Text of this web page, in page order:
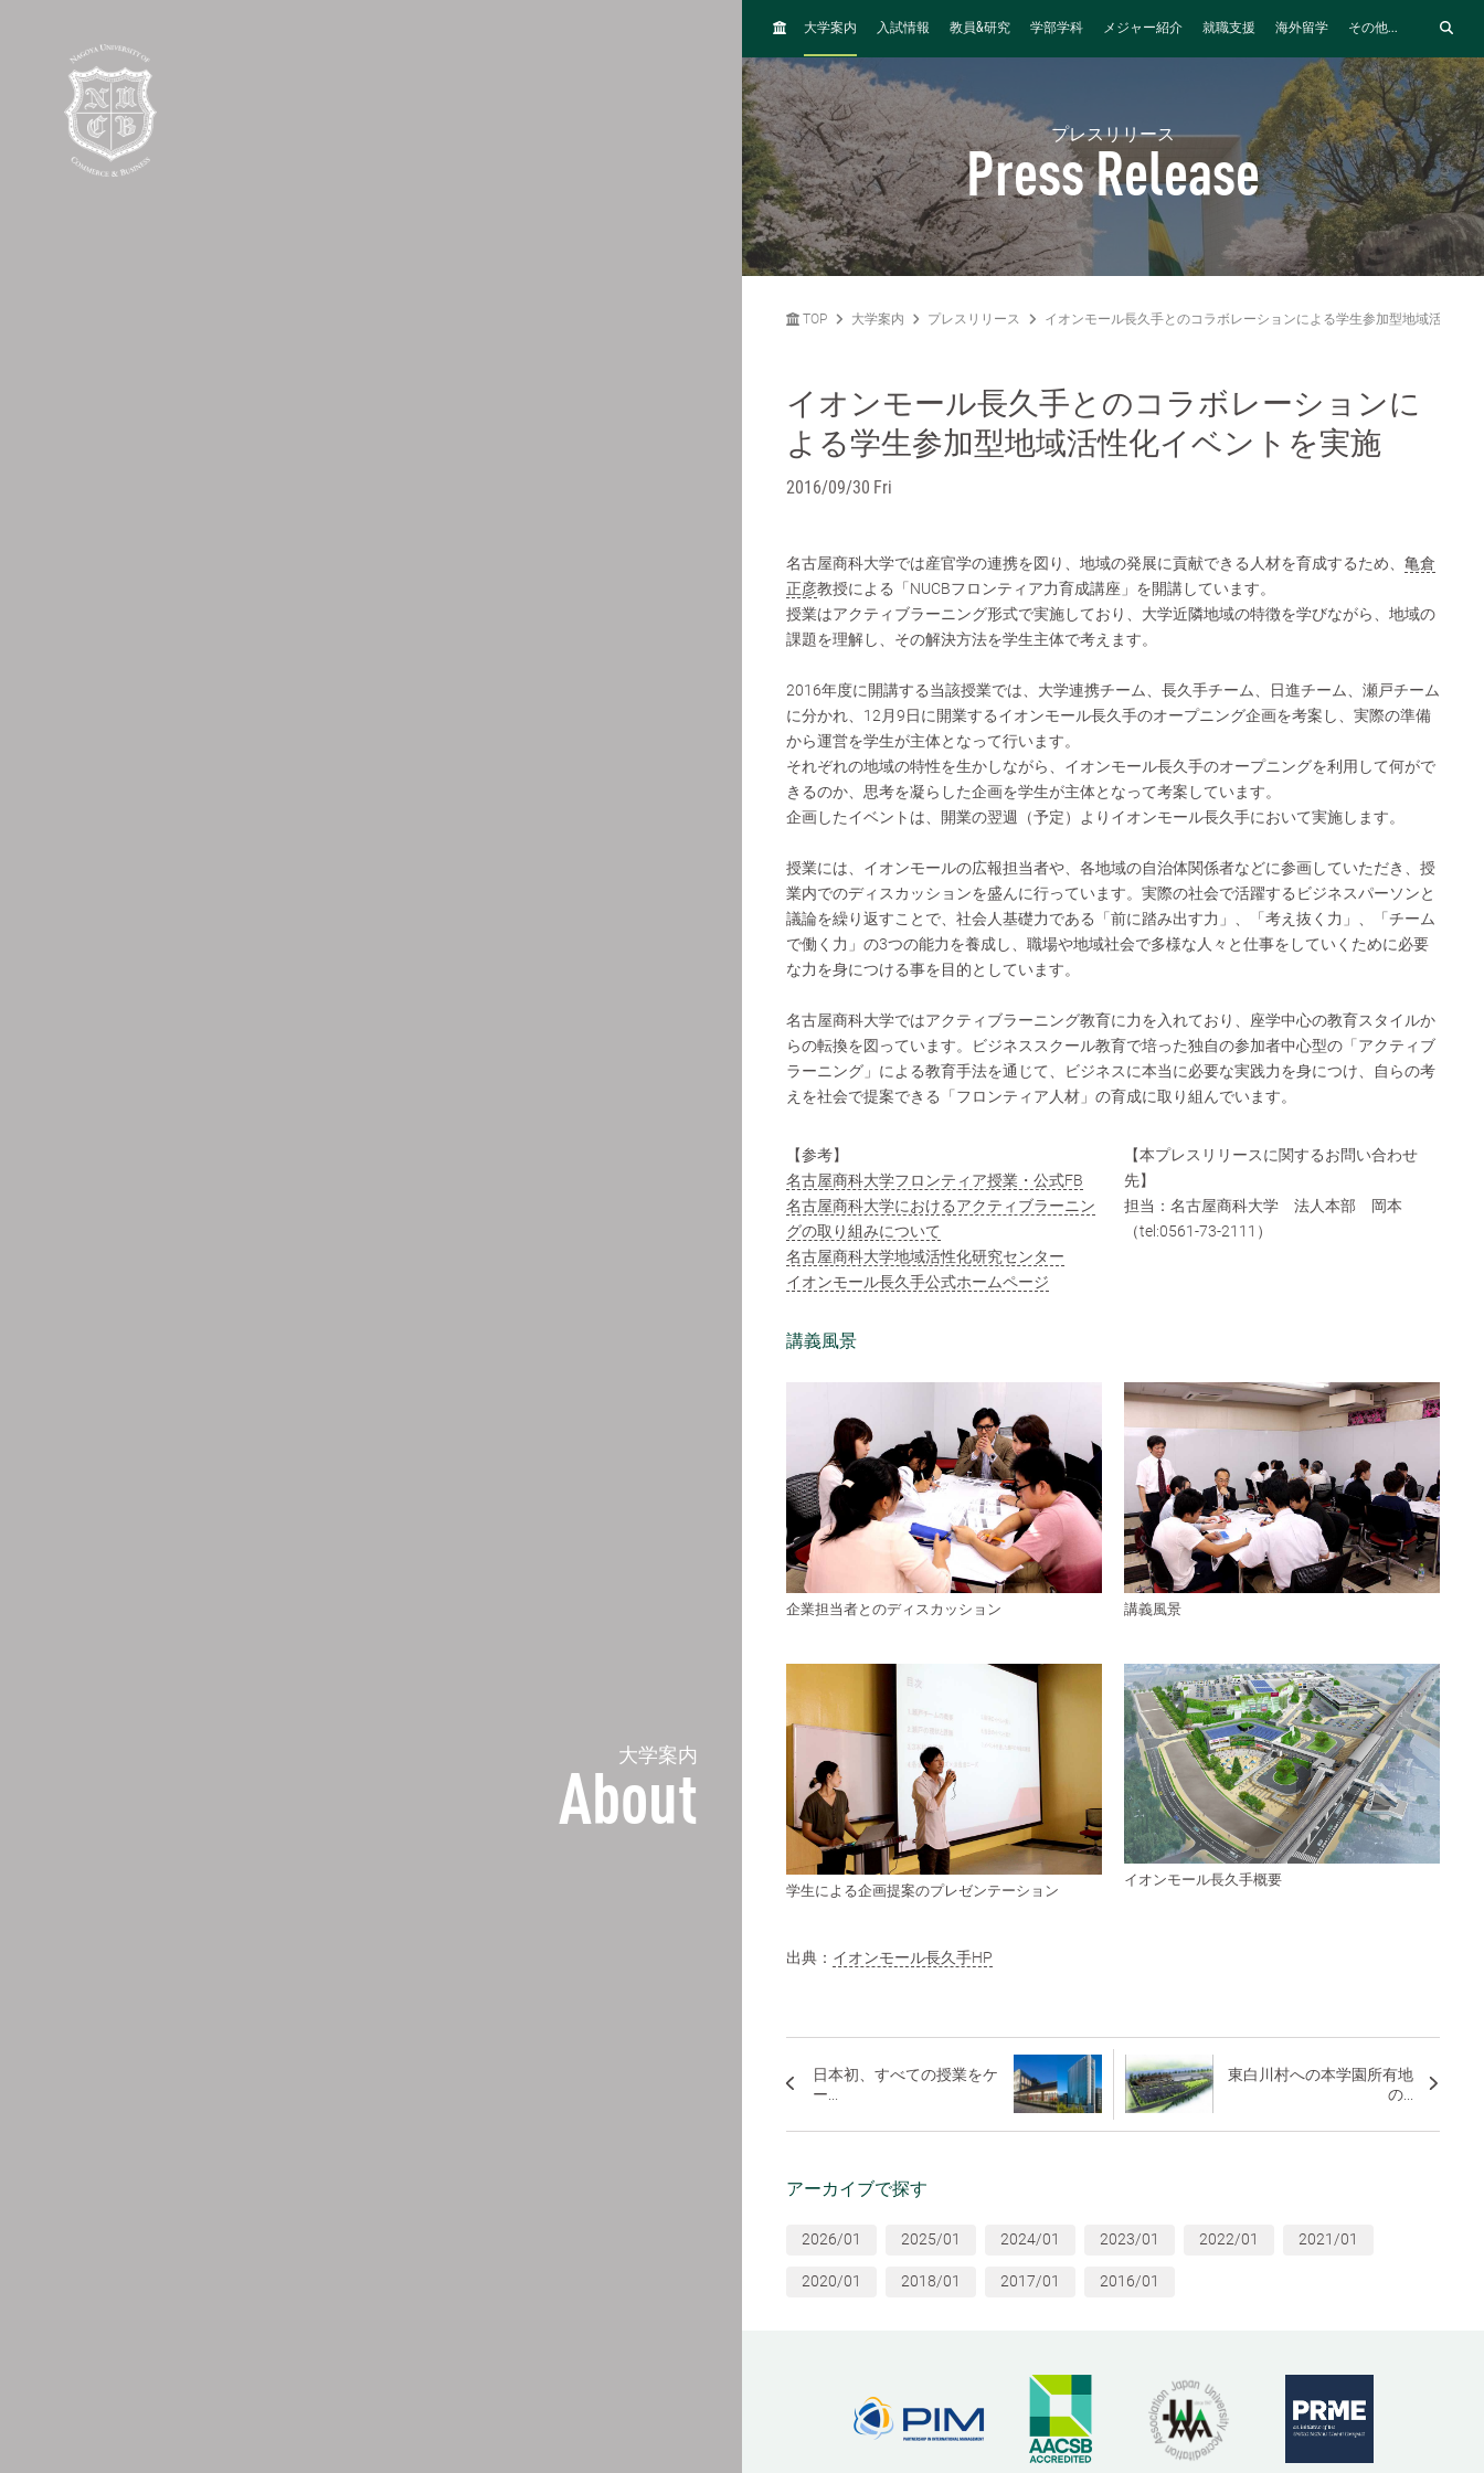
大学案内
About
H
M
E
大学案内 入試情報 教員&研究 学部学科 メジャー紹介 就職支援 海外留学 その他...
プレスリリース
Press Release
TOP 大学案内 プレスリリース イオンモール長久手とのコラボレーションによる学生参加型地域活性化
イオンモール長久手とのコラボレーションに
よる学生参加型地域活性化イベントを実施
2016/09/30 Fri
名古屋商科大学では産官学の連携を図り、地域の発展に貢献できる人材を育成するため、 亀倉
正彦教授による「NUCBフロンティア力育成講座」を開講しています。
授業はアクティブラーニング形式で実施しており、大学近隣地域の特徴を学びながら、地域の
課題を理解し、その解決方法を学生主体で考えます。
2016年度に開講する当該授業では、大学連携チーム、長久手チーム、日進チーム、瀬戸チーム
に分かれ、12月9日に開業するイオンモール長久手のオープニング企画を考案し、実際の準備
から運営を学生が主体となって行います。
それぞれの地域の特性を生かしながら、イオンモール長久手のオープニングを利用して何がで
きるのか、思考を凝らした企画を学生が主体となって考案しています。
企画したイベントは、開業の翌週（予定）よりイオンモール長久手において実施します。
授業には、イオンモールの広報担当者や、各地域の自治体関係者などに参画していただき、授
業内でのディスカッションを盛んに行っています。実際の社会で活躍するビジネスパーソンと
議論を繰り返すことで、社会人基礎力である「前に踏み出す力」、「考え抜く力」、「チーム
で働く力」の3つの能力を養成し、職場や地域社会で多様な人々と仕事をしていくために必要
な力を身につける事を目的としています。
名古屋商科大学ではアクティブラーニング教育に力を入れており、座学中心の教育スタイルか
らの転換を図っています。ビジネススクール教育で培った独自の参加者中心型の「アクティブ
ラーニング」による教育手法を通じて、ビジネスに本当に必要な実践力を身につけ、自らの考
えを社会で提案できる「フロンティア人材」の育成に取り組んでいます。
【参考】
名古屋商科大学フロンティア授業・公式FB
名古屋商科大学におけるアクティブラーニン
グの取り組みについて
名古屋商科大学地域活性化研究センター
イオンモール長久手公式ホームページ
【本プレスリリースに関するお問い合わせ
先】
担当：名古屋商科大学 法人本部 岡本
（tel:0561-73-2111）
講義風景
企業担当者とのディスカッション 講義風景
学生による企画提案のプレゼンテーション
イオンモール長久手概要
出典： イオンモール長久手HP
日本初、すべての授業をケ
ー...
東白川村への本学園所有地
の...
アーカイブで探す
2026/01 2025/01 2024/01 2023/01 2022/01 2021/01
2020/01 2018/01 2017/01 2016/01